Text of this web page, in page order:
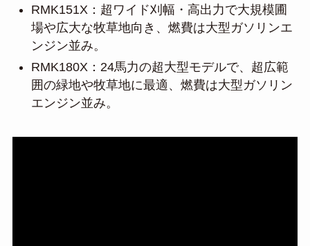
RMK151X：超ワイド刈幅・高出力で大規模圃
場や広大な牧草地向き、燃費は大型ガソリンエ
ンジン並み。
RMK180X：24馬力の超大型モデルで、超広範
囲の緑地や牧草地に最適、燃費は大型ガソリン
エンジン並み。